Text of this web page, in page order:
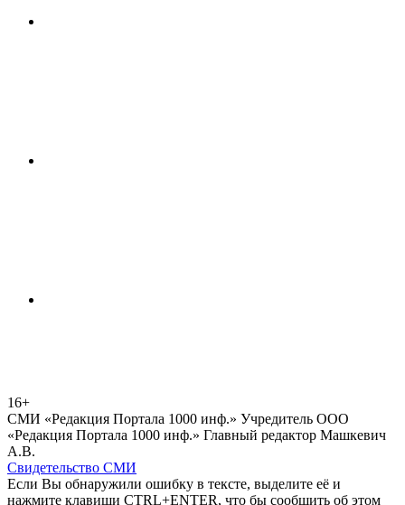
16+
СМИ «Редакция Портала 1000 инф.» Учредитель ООО
«Редакция Портала 1000 инф.» Главный редактор Машкевич
А.В.
Свидетельство СМИ
Если Вы обнаружили ошибку в тексте, выделите её и
нажмите клавиши CTRL+ENTER, что бы сообщить об этом